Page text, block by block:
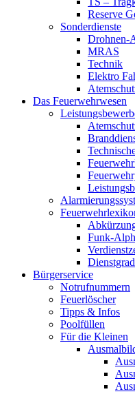
Reserve
Sonderdienste
Drohnen-
MRAS
Technik
Elektro
Das Feuerwehrwesen
Funk-
Bürgerservice
Notrufnummern
Feuerlöscher
Tipps & Infos
Poolfüllen
Für die Kleinen